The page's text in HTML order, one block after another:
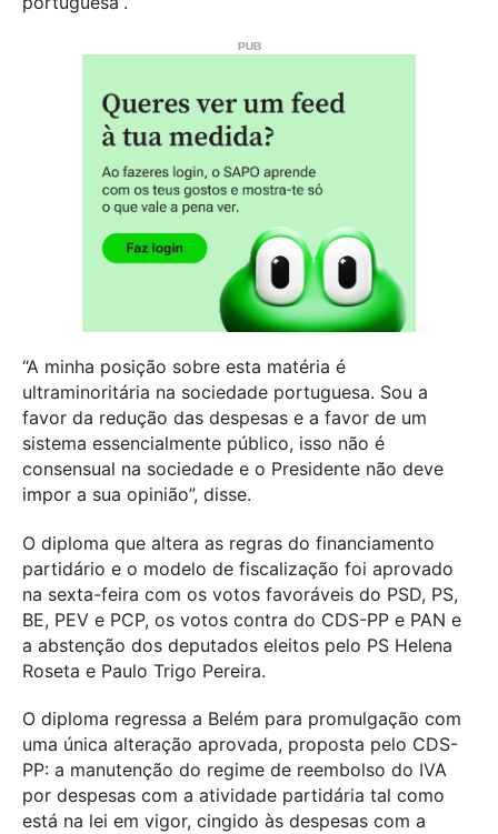
“A minha posição sobre esta matéria é
ultraminoritária na sociedade portuguesa. Sou a
favor da redução das despesas e a favor de um
sistema essencialmente público, isso não é
consensual na sociedade e o Presidente não deve
impor a sua opinião”, disse.
O diploma que altera as regras do financiamento
partidário e o modelo de fiscalização foi aprovado
na sexta-feira com os votos favoráveis do PSD, PS,
BE, PEV e PCP, os votos contra do CDS-PP e PAN e
a abstenção dos deputados eleitos pelo PS Helena
Roseta e Paulo Trigo Pereira.
O diploma regressa a Belém para promulgação com
uma única alteração aprovada, proposta pelo CDS-
PP: a manutenção do regime de reembolso do IVA
por despesas com a atividade partidária tal como
está na lei em vigor, cingido às despesas com a